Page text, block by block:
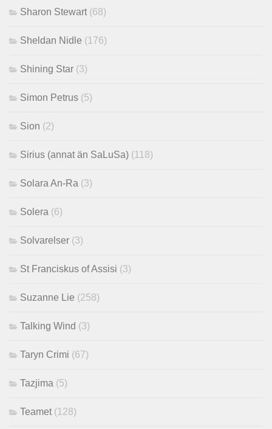
Sharon Stewart (68)
Sheldan Nidle (176)
Shining Star (3)
Simon Petrus (5)
Sion (2)
Sirius (annat än SaLuSa) (118)
Solara An-Ra (3)
Solera (6)
Solvarelser (3)
St Franciskus of Assisi (3)
Suzanne Lie (258)
Talking Wind (3)
Taryn Crimi (67)
Tazjima (5)
Teamet (128)